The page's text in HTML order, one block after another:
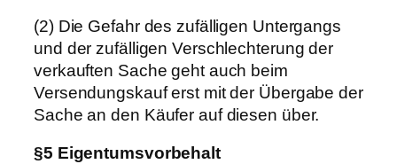
(2) Die Gefahr des zufälligen Untergangs
und der zufälligen Verschlechterung der
verkauften Sache geht auch beim
Versendungskauf erst mit der Übergabe der
Sache an den Käufer auf diesen über.
§5 Eigentumsvorbehalt